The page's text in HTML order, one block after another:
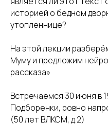
историей о бедном
утопленнице?
На этой лекции
Муму и предложим
рассказа»
Встречаемся 30 июня в
Подборенки, ровно
(50 лет ВЛКСМ, д.2)